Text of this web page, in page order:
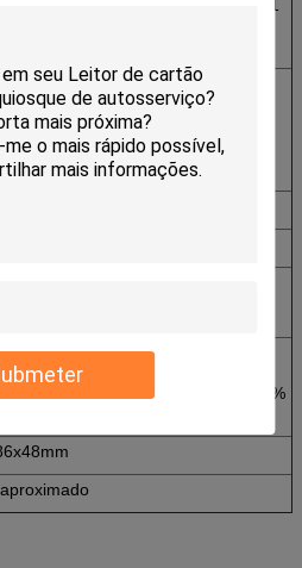
magnético: ISO7810 ID-1, ISO7811
magnética: 500.000 passagens
de cartão de IC: 300.000
300.000 passagens
máxima:
0~50℃/0 ~ RH de 90% (não
- 20~70℃/0 ~ RH de 90%